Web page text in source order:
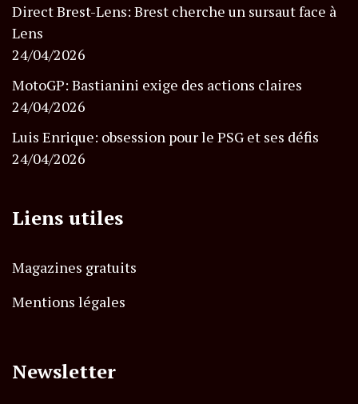
Direct Brest-Lens: Brest cherche un sursaut face à
Lens
24/04/2026
MotoGP: Bastianini exige des actions claires
24/04/2026
Luis Enrique: obsession pour le PSG et ses défis
24/04/2026
Liens utiles
Magazines gratuits
Mentions légales
Newsletter